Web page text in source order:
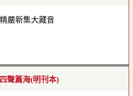
四聲篇海(明刊本)